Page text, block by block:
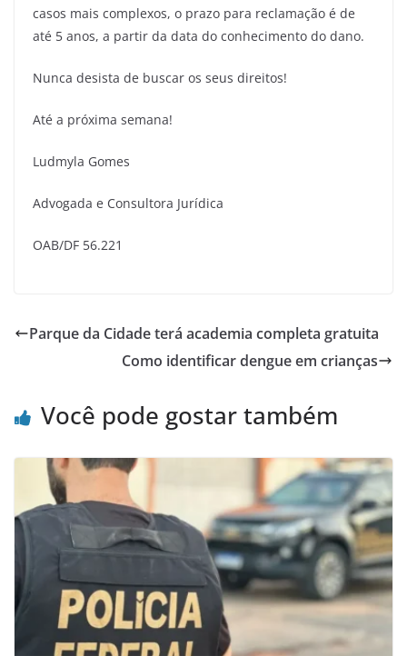
casos mais complexos, o prazo para reclamação é de
até 5 anos, a partir da data do conhecimento do dano.
Nunca desista de buscar os seus direitos!
Até a próxima semana!
Ludmyla Gomes
Advogada e Consultora Jurídica
OAB/DF 56.221
Parque da Cidade terá academia completa gratuita
Como identificar dengue em crianças
Você pode gostar também